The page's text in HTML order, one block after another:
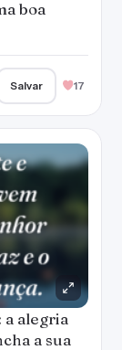
boa
Salvar 17
alegria
a sua